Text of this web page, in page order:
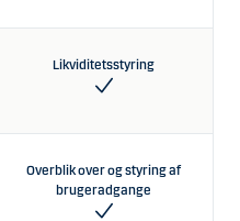
Likviditetsstyring
Overblik over og styring af
brugeradgange